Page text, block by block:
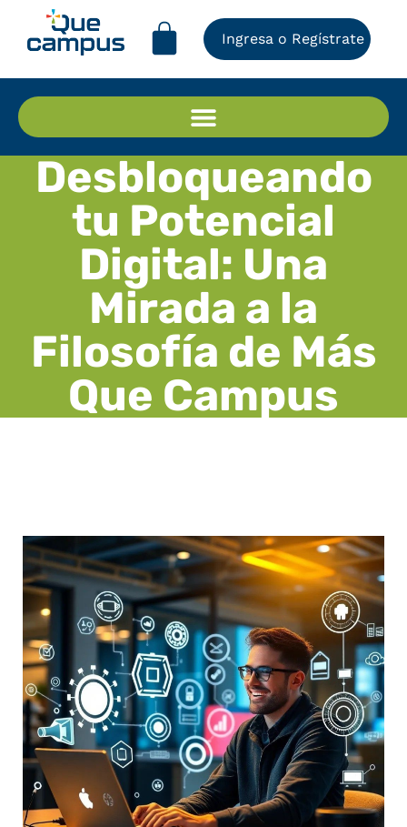
Ingresa o Regístrate
Desbloqueando
tu Potencial
Digital: Una
Mirada a la
Filosofía de Más
Que Campus